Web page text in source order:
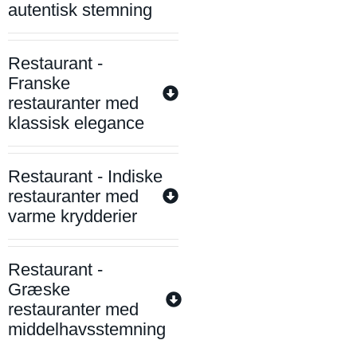
autentisk stemning
Restaurant -
Franske
restauranter med
klassisk elegance
Restaurant - Indiske
restauranter med
varme krydderier
Restaurant -
Græske
restauranter med
middelhavsstemning